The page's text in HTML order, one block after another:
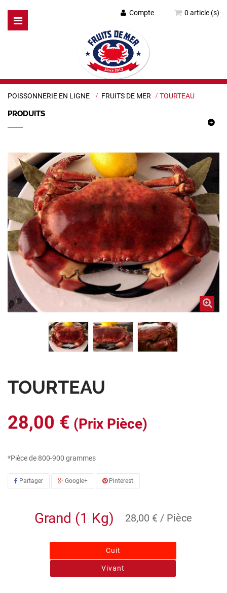
0 article (s)
Compte
Basculer
la
POISSONNERIE EN LIGNE > FRUITS DE MER > TOURTEAU
PRODUITS
TOURTEAU
28,00 € (Prix Pièce)
*Pièce de 800-900 grammes
Partager Google+ Pinterest
Grand (1 Kg) 28,00 € / Pièce
Cuit
Vivant